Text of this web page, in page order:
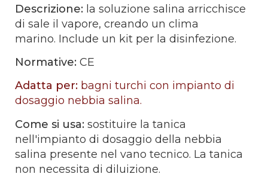
Descrizione: la soluzione salina arricchisce
di sale il vapore, creando un clima
marino. Include un kit per la disinfezione.
Normative: CE
Adatta per: bagni turchi con impianto di
dosaggio nebbia salina.
Come si usa: sostituire la tanica
nell'impianto di dosaggio della nebbia
salina presente nel vano tecnico. La tanica
non necessita di diluizione.